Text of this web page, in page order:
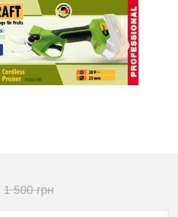
1 500 грн